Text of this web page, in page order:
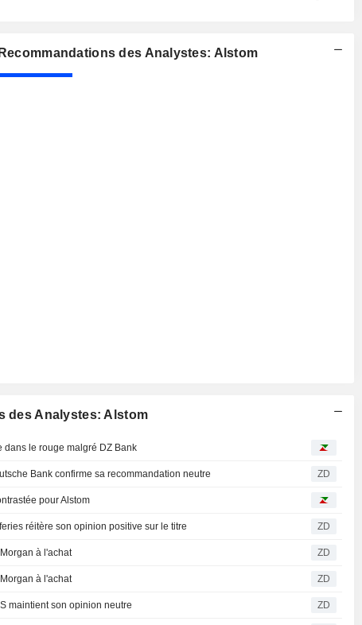
des Analystes: Alstom
des Analystes: Alstom
dans le rouge malgré DZ Bank
Bank confirme sa recommandation neutre ZD
pour Alstom
réitère son opinion positive sur le titre ZD
à l'achat ZD
à l'achat ZD
maintient son opinion neutre ZD